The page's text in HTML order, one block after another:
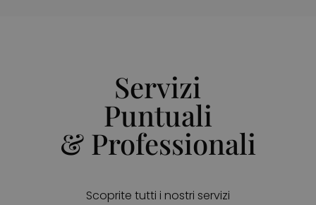
Servizi
Puntuali
& Professionali
Scoprite tutti i nostri servizi